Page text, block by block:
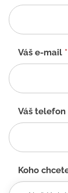
formulář
-
CZ
Váš e-mail *
Váš telefon
Koho